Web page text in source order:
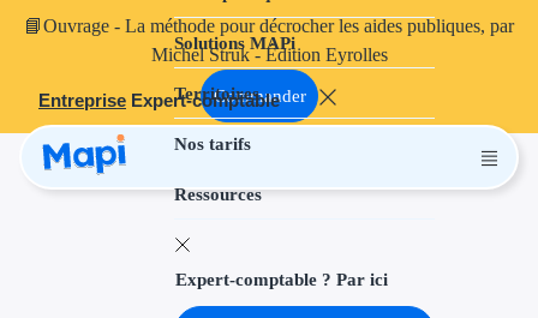
📘Ouvrage - La méthode pour décrocher les aides publiques, par
Michel Struk - Édition Eyrolles
Commander
Entreprise Expert-comptable
Solutions MAPi
Territoires
Nos tarifs
Ressources
Projets finançables
Aides à
Aides
Thématiques
Expert-comptable ? Par ici